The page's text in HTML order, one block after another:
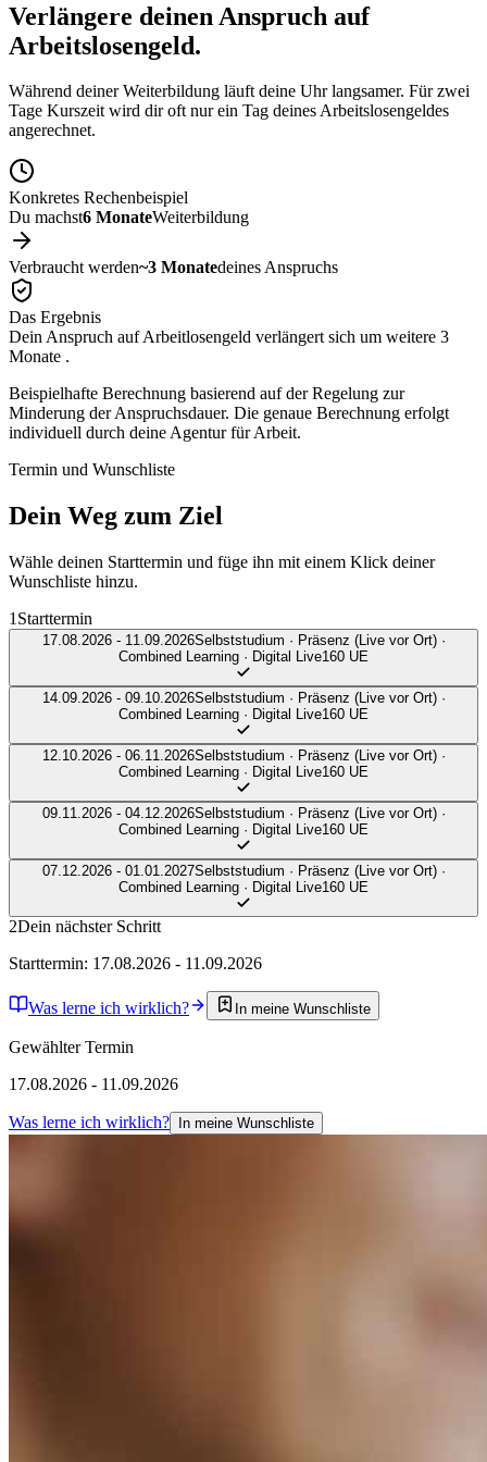
Verlängere deinen Anspruch auf
Arbeitslosengeld.
Während deiner Weiterbildung läuft deine Uhr langsamer. Für zwei
Tage Kurszeit wird dir oft nur ein Tag deines Arbeitslosengeldes
angerechnet.
Konkretes Rechenbeispiel
Du machst6 MonateWeiterbildung
Verbraucht werden~3 Monatedeines Anspruchs
Das Ergebnis
Dein Anspruch auf Arbeitlosengeld verlängert sich um weitere 3
Monate .
Beispielhafte Berechnung basierend auf der Regelung zur
Minderung der Anspruchsdauer. Die genaue Berechnung erfolgt
individuell durch deine Agentur für Arbeit.
Termin und Wunschliste
Dein Weg zum Ziel
Wähle deinen Starttermin und füge ihn mit einem Klick deiner
Wunschliste hinzu.
1 Starttermin
17.08.2026 - 11.09.2026Selbststudium · Präsenz (Live vor Ort) ·
Combined Learning · Digital Live160 UE
14.09.2026 - 09.10.2026Selbststudium · Präsenz (Live vor Ort) ·
Combined Learning · Digital Live160 UE
12.10.2026 - 06.11.2026Selbststudium · Präsenz (Live vor Ort) ·
Combined Learning · Digital Live160 UE
09.11.2026 - 04.12.2026Selbststudium · Präsenz (Live vor Ort) ·
Combined Learning · Digital Live160 UE
07.12.2026 - 01.01.2027Selbststudium · Präsenz (Live vor Ort) ·
Combined Learning · Digital Live160 UE
2Dein nächster Schritt
Starttermin: 17.08.2026 - 11.09.2026
Was lerne ich wirklich? In meine Wunschliste
Gewählter Termin
17.08.2026 - 11.09.2026
Was lerne ich wirklich? In meine Wunschliste